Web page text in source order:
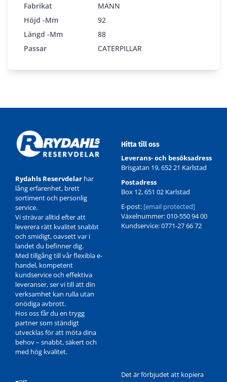
P917/2X
Fabrikat
MANN
Höjd -mm
92
Längd -mm
88
Passar
CATERPILLAR
Rydahls Reservdelar har
lång erfarenhet, brett
sortiment och personlig
service.
Vi strävar alltid efter att
leverera rätt kvalitet snabbt
och smidigt, oavsett var i
landet du befinner dig.
Med tillgång till vår flexibla e-
handel, kompetent
kundservice och effektiva
leveranser, ser vi till att din
verksamhet kan rulla utan
onödiga avbrott.
Hos oss får du en trygg
partner som ständigt
utvecklas för att möta dina
behov – snabbt, säkert och
med hög kvalitet.
Hitta till oss
Leverans- och besöksadress
Brisgatan 19, 652 21 Karlstad
Postadress
Box 12, 651 02 Karlstad
E-post: [email protected]
Växelnummer: 010-550 94 00
Kundservice: 0771-27 66 72
Det är förbjudet att kopiera